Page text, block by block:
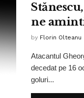
ne
by Florin Olteanu
Atacantul
decedat pe 16
goluri...